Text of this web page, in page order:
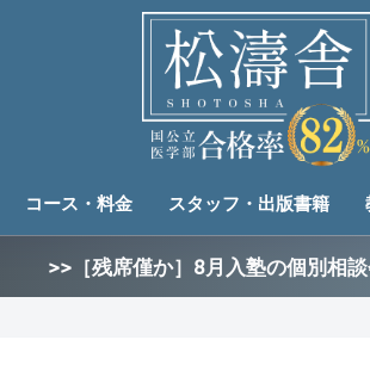
コース・料金 スタッフ・出版書籍
>>［残席僅か］8月入塾の個別相